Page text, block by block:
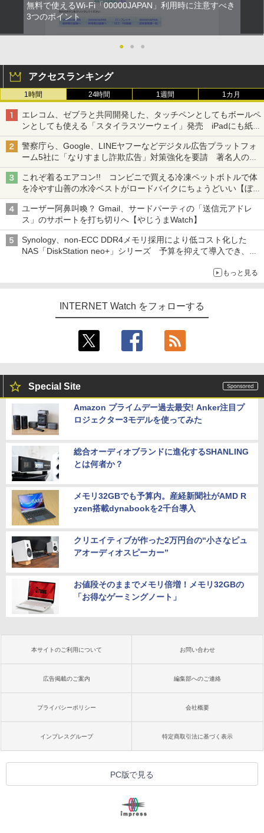
無料で使えるWi-Fi「00000JAPAN」利用時に注意すべき
3つのポイント
● ● ●
アクセスランキング
1時間 24時間 1週間 1カ月
エレコム、ゼブラと共同開発した、タッチペンとしてもボールペ
ンとしても使える「スタイラスツーウェイ」発売 iPadにも紙に
も、持ち替えずに書き込める
警察庁ら、Google、LINEヤフーなどデジタル広告プラットフォ
ーム5社に「なりすまし詐欺広告」対策強化を要請 著名人の写
真や映像を使った投資詐欺などへの対策として
これぞ着るエアコン!! コンビニで買える冷凍ペットボトルで体
を冷やす山善の水冷ベストがロードバイクにちょうどいい【ぼっ
ち・ざ・ろーど！その14】【空いた時間でなにしてる？】
ユーザー阿鼻叫喚？ Gmail、サードパーティの「送信元アドレ
ス」のサポートを打ち切りへ【やじうまWatch】
Synology、non-ECC DDR4メモリ採用により低コスト化した
NAS「DiskStation neo+」シリーズ 予算を抑えて導入でき、
もっと見る
INTERNET Watch をフォローする
Special Site
Amazon プライムデー過去最安! Anker注目プ
ロジェクター3モデルを使ってみた
総合オーディオブランドに進化するSHANLING
とは何者か？
メモリ32GBでも予算内。産経新聞社がAMD R
yzen搭載dynabookを2千台導入
クリエイティブが作った2万円台の“小さなピュ
アオーディオスピーカー”
お値段そのままでメモリ倍増！メモリ32GBの
「お得なゲーミングノート」
本サイトのご利用について お問い合わせ
広告掲載のご案内 編集部へのご連絡
プライバシーポリシー 会社概要
インプレスグループ 特定商取引法に基づく表示
PC版で見る